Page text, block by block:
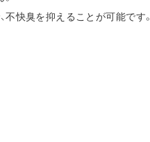
不快臭を抑えることが可能です。